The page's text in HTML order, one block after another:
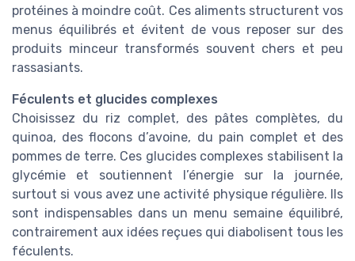
protéines à moindre coût. Ces aliments structurent vos
menus équilibrés et évitent de vous reposer sur des
produits minceur transformés souvent chers et peu
rassasiants.
Féculents et glucides complexes
Choisissez du riz complet, des pâtes complètes, du
quinoa, des flocons d’avoine, du pain complet et des
pommes de terre. Ces glucides complexes stabilisent la
glycémie et soutiennent l’énergie sur la journée,
surtout si vous avez une activité physique régulière. Ils
sont indispensables dans un menu semaine équilibré,
contrairement aux idées reçues qui diabolisent tous les
féculents.